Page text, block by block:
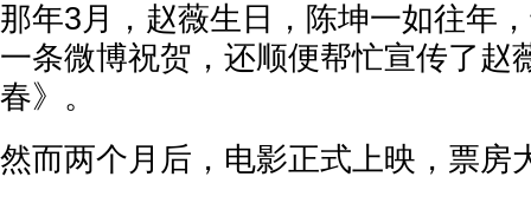
那年3月，赵薇生日，陈坤一如往年
一条微博祝贺，还顺便帮忙宣传了赵
春》。
然而两个月后，电影正式上映，票房